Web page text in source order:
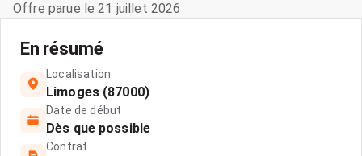
Offre parue le 21 juillet 2026
En résumé
Localisation
Limoges (87000)
Date de début
Dès que possible
Contrat